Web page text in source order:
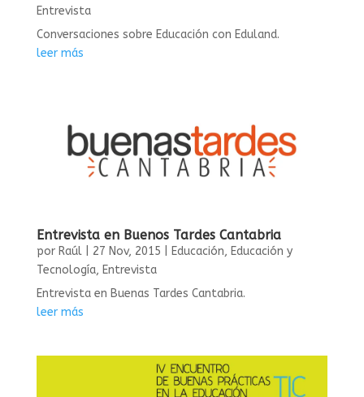
Entrevista
Conversaciones sobre Educación con Eduland.
leer más
Entrevista en Buenos Tardes Cantabria
por Raúl| 27 Nov, 2015 Educación, Educación y
Tecnología, Entrevista
Entrevista en Buenas Tardes Cantabria.
leer más